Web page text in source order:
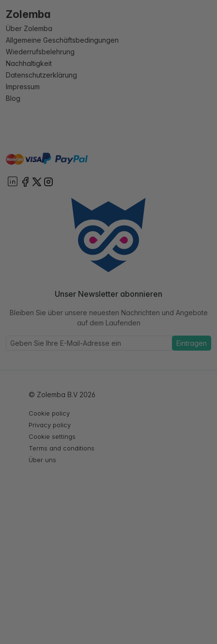
Zolemba
Über Zolemba
Allgemeine Geschäftsbedingungen
Wiederrufsbelehrung
Nachhaltigkeit
Datenschutzerklärung
Impressum
Blog
mastervisa paypal
Unser Newsletter abonnieren
Bleiben Sie über unsere neuesten Nachrichten und Angebote
auf dem Laufenden
Eintragen
© Zolemba B.V 2026
Cookie policy
Privacy policy
Cookie settings
Terms and conditions
Über uns